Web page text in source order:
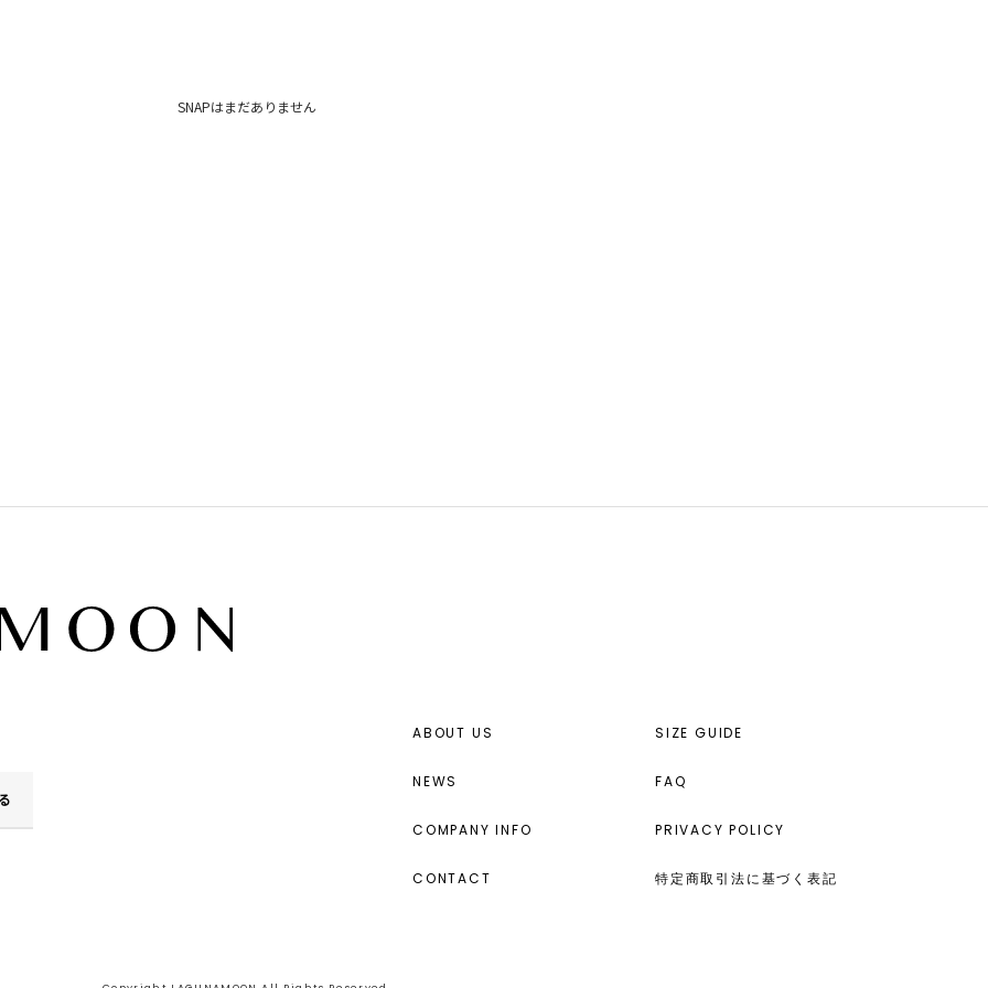
SNAPはまだありません
ABOUT US
NEWS
COMPANY INFO
CONTACT
SIZE GUIDE
FAQ
PRIVACY POLICY
特定商取引法に基づく表記